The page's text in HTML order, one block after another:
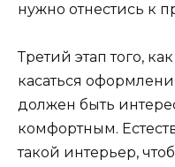
нужно отнестись к
Третий этап того,
касаться
должен быть
комфортным.
такой интерьер,